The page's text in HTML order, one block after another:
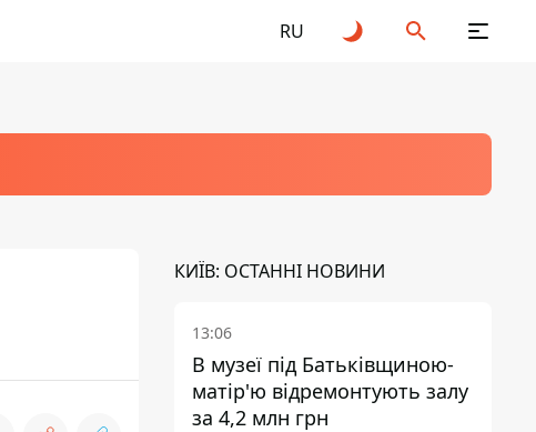
RU
КИЇВ: ОСТАННІ НОВИНИ
13:06
В музеї під Батьківщиною-
матір'ю відремонтують залу
за 4,2 млн грн